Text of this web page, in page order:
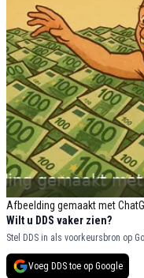
Afbeelding gemaakt met
Wilt u DDS vaker zien?
Stel DDS in als voorkeursbron op
Voeg DDS toe op Google